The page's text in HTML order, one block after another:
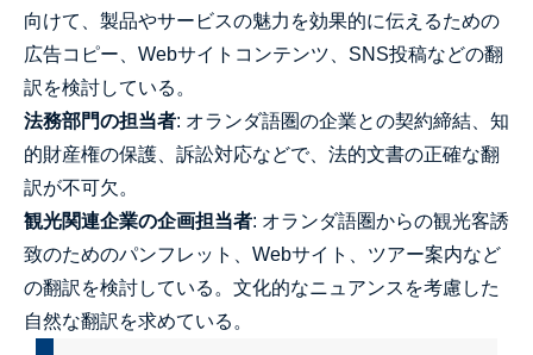
向けて、製品やサービスの魅力を効果的に伝えるための
広告コピー、Webサイトコンテンツ、SNS投稿などの翻
訳を検討している。
法務部門の担当者: オランダ語圏の企業との契約締結、知
的財産権の保護、訴訟対応などで、法的文書の正確な翻
訳が不可欠。
観光関連企業の企画担当者: オランダ語圏からの観光客誘
致のためのパンフレット、Webサイト、ツアー案内など
の翻訳を検討している。文化的なニュアンスを考慮した
自然な翻訳を求めている。